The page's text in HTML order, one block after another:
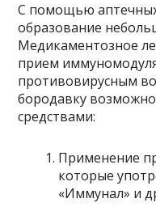
С помощью
образование
Медикаментозное
прием
противовирусным
бородавку
средствами:
Применение
которые
«Иммунал» и